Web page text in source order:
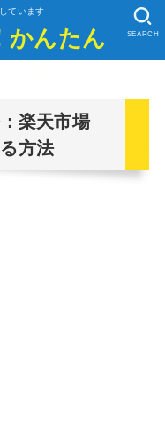
ています
SEARCH
楽天市場
方法